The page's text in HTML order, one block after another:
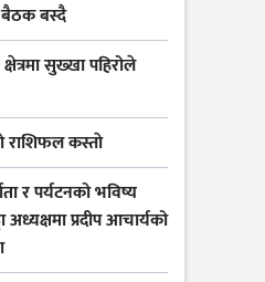
बैठक बस्दै
सुख्खा पहिरोले
कस्ताे
र पर्यटनको भविष्य
अध्यक्षमा प्रदीप आचार्यको